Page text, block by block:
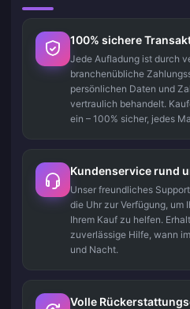
100% sichere
Jede Aufladung ist durch
branchenübliche
persönlichen Daten und
vertraulich behandelt.
ein – 100% sicher, jedes
Kundenservice rund
Unser freundliches
die Uhr zur Verfügung, um
Ihrem Kauf zu helfen.
zuverlässige Hilfe, wann
und Nacht.
Volle